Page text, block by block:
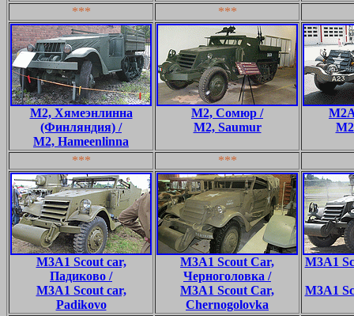
***
***
M2, Хямеэнлинна
(Финляндия) /
M2, Hameenlinna
M2, Сомюр /
M2, Saumur
*** ***
M3A1 Scout car,
Падиково /
M3A1 Scout car,
Padikovo
M3A1 Scout Car,
Черноголовка /
M3A1 Scout Car,
Chernogolovka
M3A1
M3A1